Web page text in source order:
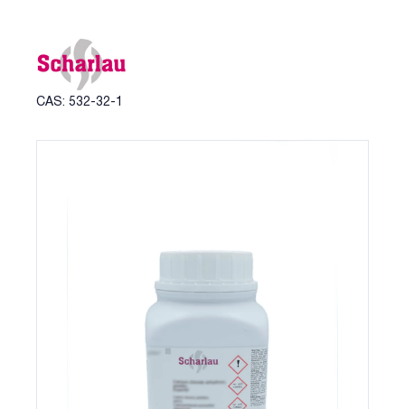
CAS: 532-32-1